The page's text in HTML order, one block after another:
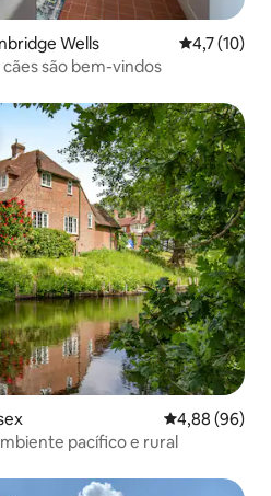
Wells 4,7 de uma
4,7 (10)
são bem-vindos
4,88 de uma
4,88 (96)
pacífico e rural